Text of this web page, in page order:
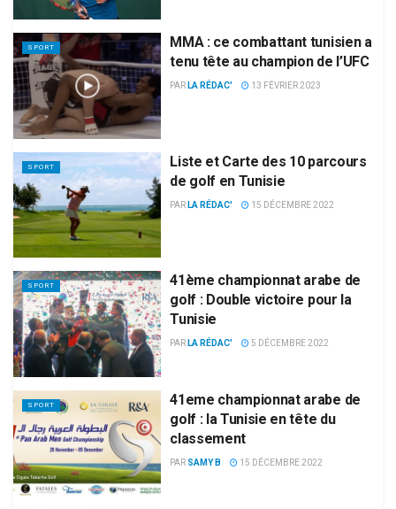
SPORT
MMA : ce combattant tunisien a
tenu tête au champion de l’UFC
PAR LA RÉDAC' 13 FÉVRIER 2023
SPORT
Liste et Carte des 10 parcours
de golf en Tunisie
PAR LA RÉDAC' 15 DÉCEMBRE 2022
SPORT
41ème championnat arabe de
golf : Double victoire pour la
Tunisie
PAR LA RÉDAC' 5 DÉCEMBRE 2022
SPORT
41eme championnat arabe de
golf : la Tunisie en tête du
classement
PAR SAMY B 15 DÉCEMBRE 2022